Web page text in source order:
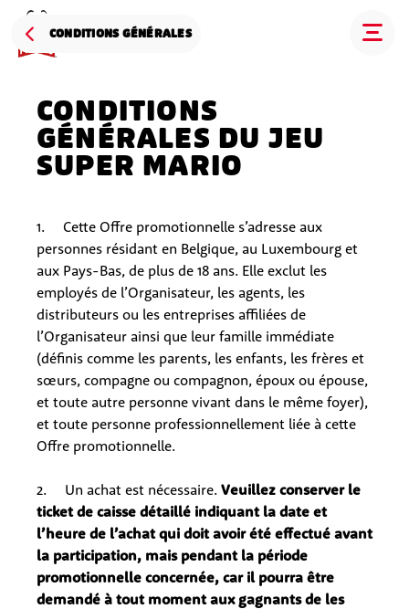
CONDITIONS GÉNÉRALES
CONDITIONS
GÉNÉRALES DU JEU
SUPER MARIO
1. Cette Offre promotionnelle s’adresse aux
personnes résidant en Belgique, au Luxembourg et
aux Pays-Bas, de plus de 18 ans. Elle exclut les
employés de l’Organisateur, les agents, les
distributeurs ou les entreprises affiliées de
l’Organisateur ainsi que leur famille immédiate
(définis comme les parents, les enfants, les frères et
sœurs, compagne ou compagnon, époux ou épouse,
et toute autre personne vivant dans le même foyer),
et toute personne professionnellement liée à cette
Offre promotionnelle.
2. Un achat est nécessaire. Veuillez conserver le
ticket de caisse détaillé indiquant la date et
l’heure de l’achat qui doit avoir été effectué avant
la participation, mais pendant la période
promotionnelle concernée, car il pourra être
demandé à tout moment aux gagnants de les